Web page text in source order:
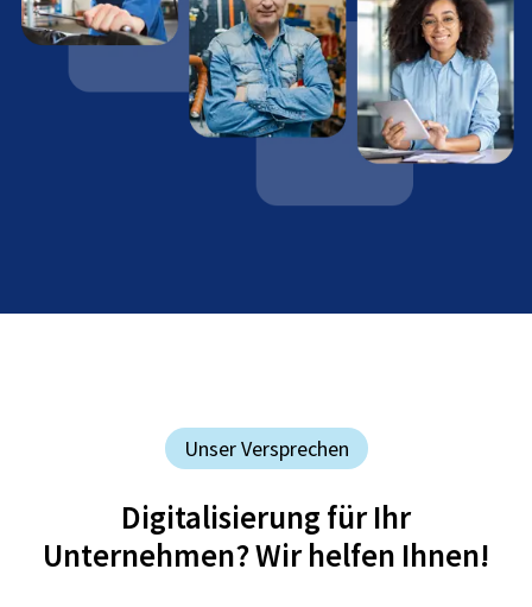
Unser Versprechen
Digitalisierung für Ihr
Unternehmen? Wir helfen Ihnen!